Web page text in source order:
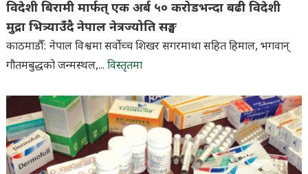
विदेशी बिरामी मार्फत् एक अर्ब ५० करोडभन्दा बढी विदेशी
मुद्रा भित्र्याउँदै नेपाल नेत्रज्योति सङ्घ
काठमाडौँ: नेपाल विश्वमा सर्वाेच्च शिखर सगरमाथा सहित हिमाल, भगवान्
गौतमबुद्धको जन्मस्थल,... विस्तृतमा